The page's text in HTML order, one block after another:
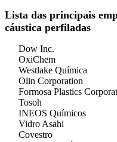
Lista das principais
cáustica perfiladas
Dow Inc.
OxiChem
Westlake Química
Olin Corporation
Formosa Plastics
Tosoh
INEOS Químicos
Vidro Asahi
Covestro